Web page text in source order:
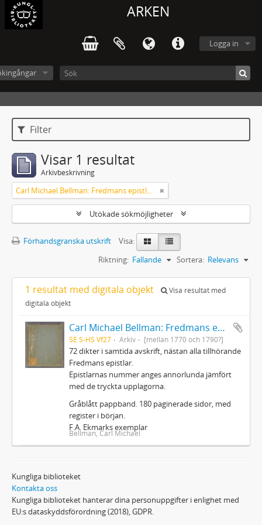
ARKEN
Logga in
Filter
Visar 1 resultat
Arkivbeskrivning
Carl Michael Bellman: Fredmans epistlar m.m.
Utökade sökmöjligheter
Förhandsgranska utskrift
Visa:
Sortera: Relevans
Riktning: Fallande
1 resultat med digitala objekt
Visa resultat med
digitala objekt
Carl Michael Bellman: Fredmans epistlar m.m.
SE S-HS Vf27 Arkiv [mellan 1770 och 1790?]
72 dikter i samtida avskrift, nästan alla tillhörande
Fredmans epistlar.
Epistlarnas nummer anges annorlunda jämfört
med de tryckta upplagorna.
Gråblått pappband. 180 paginerade sidor, med
register i början.
F.A. Ekmarks exemplar
Bellman, Carl Michael
Kungliga biblioteket
Kontakta oss
Kungliga biblioteket hanterar dina personuppgifter i enlighet med
EU:s dataskyddsförordning (2018), GDPR.